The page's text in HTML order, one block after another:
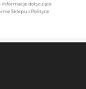
informacje dotyczące
Sklepu i Polityce